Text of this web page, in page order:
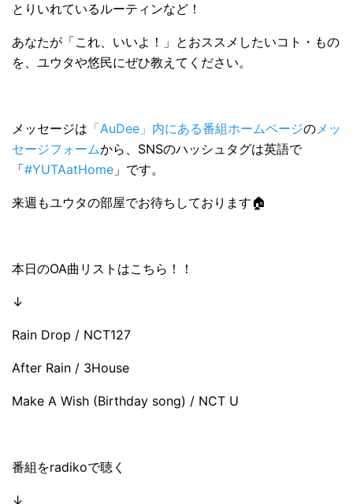
とりいれているルーティンなど！
あなたが「これ、いいよ！」とおススメしたいコト・もの
を、ユウタや悠民にぜひ教えてください。
メッセージは 「AuDee」内にある番組ホームページのメッ
セージフォームから、SNSのハッシュタグは英語で
「#YUTAatHome 」です。
来週もユウタの部屋でお待ちしております🏠
本日のOA曲リストはこちら！！
↓
Rain Drop / NCT127
After Rain / 3House
Make A Wish (Birthday song) / NCT U
番組をradikoで聴く
↓